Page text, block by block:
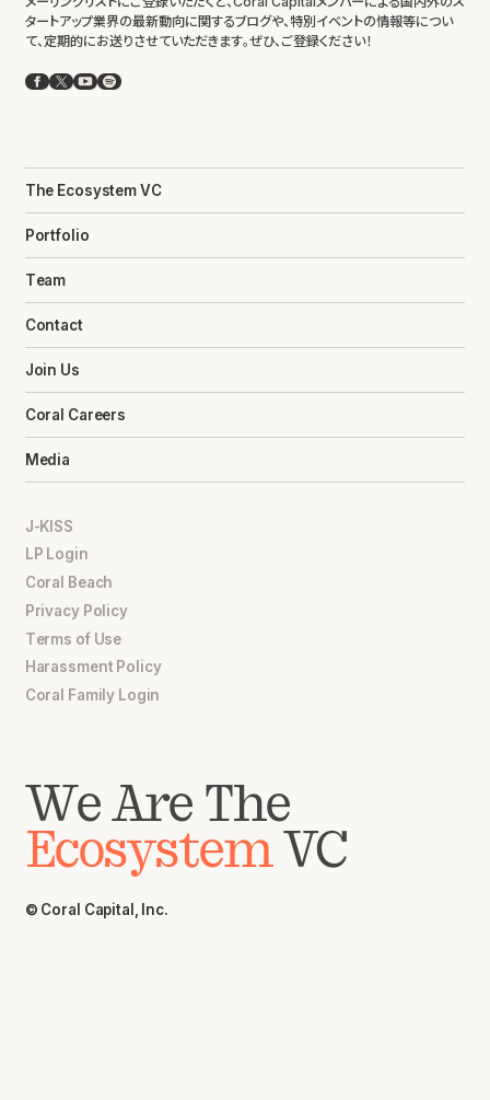
タートアップ業界の最新動向に関するブログや、特別イベントの情報等につい
て、定期的にお送りさせていただきます。ぜひ、ご登録ください！
Facebook
X YouTube
Spotify
The Ecosystem VC
Portfolio
Team
Contact
Join Us
Coral Careers
Media
J-KISS
LP Login
Coral Beach
Privacy Policy
Terms of Use
Harassment Policy
Coral Family Login
We Are The
EcosystemVC
© Coral Capital, Inc.